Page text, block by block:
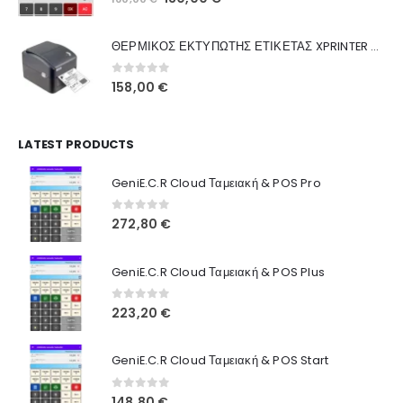
160,00 €. είναι:
ΘΕΡΜΙΚΟΣ ΕΚΤΥΠΩΤΗΣ ΕΤΙΚΕΤΑΣ XPRINTER XP-420B
0out of 5
158,00 €
LATEST PRODUCTS
GeniE.C.R Cloud Ταμειακή & POS Pro
0out of 5
272,80 €
GeniE.C.R Cloud Ταμειακή & POS Plus
0out of 5
223,20 €
GeniE.C.R Cloud Ταμειακή & POS Start
0out of 5
Ποιοι Είμαστε
Γιατί Εμάς
Blog
Όροι Χρήσης
Τρόποι Αγοράς
Τρόποι Πληρωμής
Τρόποι Αποστολής
Ασφάλεια Πληρωμών